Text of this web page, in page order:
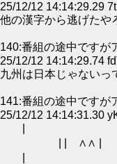
25/12/12 14:14:29.29
他の漢字から逃げたや
140:番組の途中ですが
25/12/12 14:14:29.74
九州は日本じゃないっ
141:番組の途中ですが
25/12/12 14:14:31.30
| ∩
| | ∧∧ |
| | ノ